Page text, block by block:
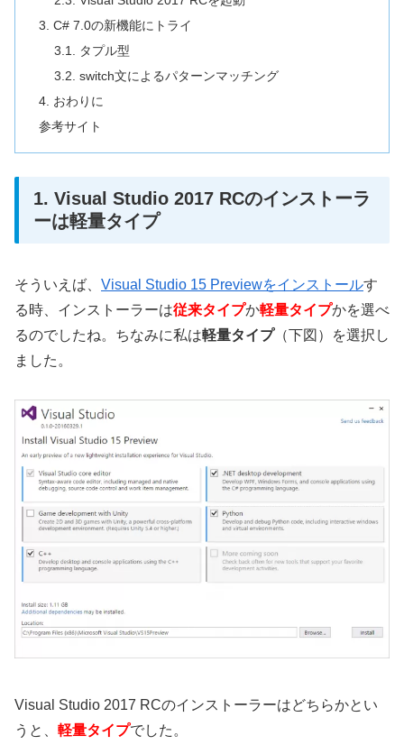
3. C# 7.0の新機能にトライ
3.1. タプル型
3.2. switch文によるパターンマッチング
4. おわりに
参考サイト
1. Visual Studio 2017 RCのインストーラ
ーは軽量タイプ
そういえば、 Visual Studio 15 Previewをインストールす
る時、インストーラーは従来タイプか軽量タイプかを選べ
るのでしたね。ちなみに私は軽量タイプ（下図）を選択し
ました。
Visual Studio 2017 RCのインストーラーはどちらかとい
うと、 軽量タイプでした。